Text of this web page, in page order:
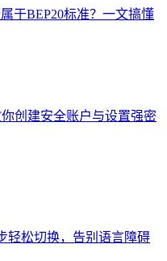
于BEP20标准？一文搞懂
创建安全账户与设置强密
轻松切换，告别语言障碍